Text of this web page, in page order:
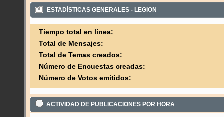
ESTADÍSTICAS GENERALES - LEGION
Tiempo total en línea:
Total de Mensajes:
Total de Temas creados:
Número de Encuestas creadas:
Número de Votos emitidos:
ACTIVIDAD DE PUBLICACIONES POR HORA